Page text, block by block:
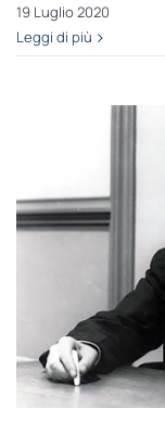
19 Luglio 2020
Leggi di più